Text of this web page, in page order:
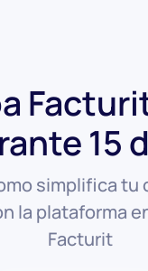
15
simplifica tu
la plataforma
Facturit